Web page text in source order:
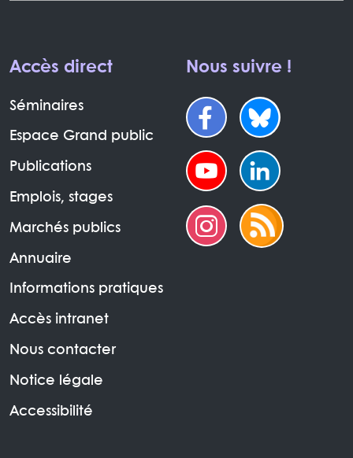
Accès direct
Séminaires
Espace Grand public
Publications
Emplois, stages
Marchés publics
Annuaire
Informations pratiques
Accès intranet
Nous contacter
Notice légale
Accessibilité
Nous suivre !